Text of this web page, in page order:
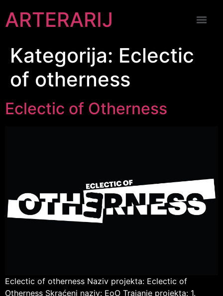
ARTERARIJ
Kategorija: Eclectic
of otherness
Eclectic of Otherness
Eclectic of otherness Naziv projekta: Eclectic of
Otherness Skraćeni naziv: EoO Trajanje projekta: 1.